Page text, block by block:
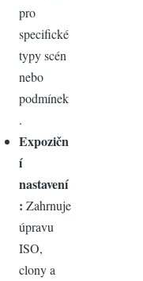
pro
specifické
typy scén
nebo
podmínek
.
Expozičn
í
nastavení
: Zahrnuje
úpravu
ISO,
clony a